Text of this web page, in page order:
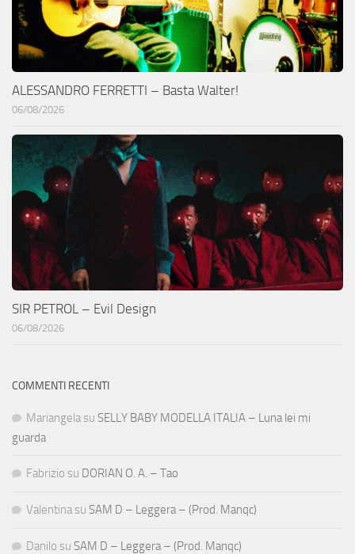
ALESSANDRO FERRETTI – Basta Walter!
06/08/2026
SIR PETROL – Evil Design
06/08/2026
COMMENTI RECENTI
Mariangela su SELLY BABY MODELLA ITALIA – Luna lei mi
guarda
Fabrizio su DORIAN O. A. – Tao
Valentina su SAM D – Leggera – (Prod. Manqc)
Danilo su SAM D – Leggera – (Prod. Manqc)